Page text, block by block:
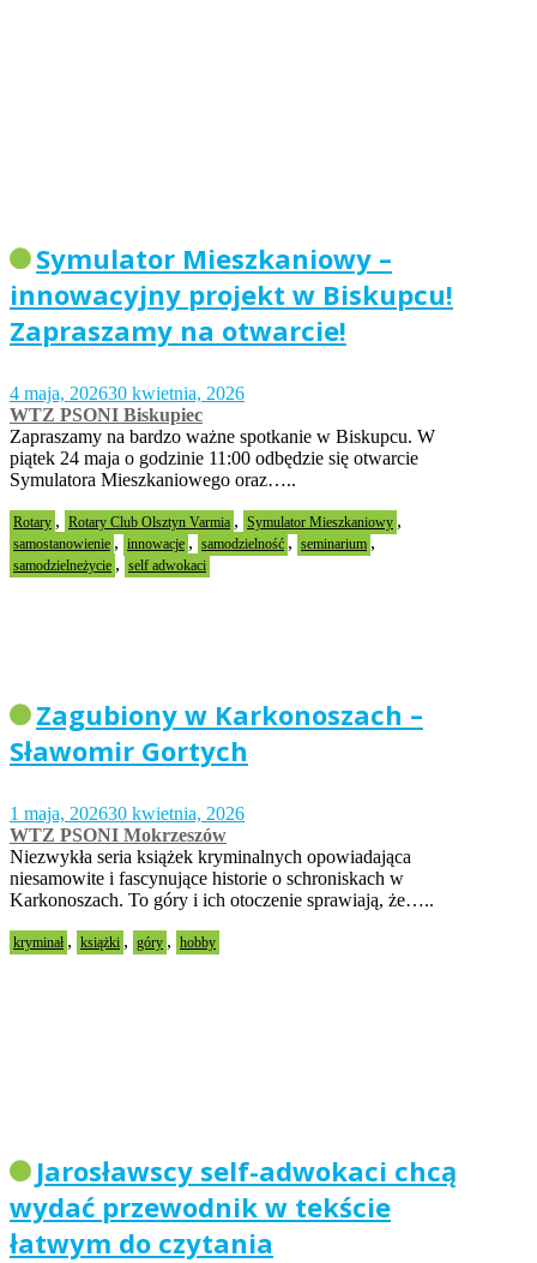
Symulator Mieszkaniowy –
innowacyjny projekt w Biskupcu!
Zapraszamy na otwarcie!
4 maja, 202630 kwietnia, 2026
WTZ PSONI Biskupiec
Zapraszamy na bardzo ważne spotkanie w Biskupcu. W
piątek 24 maja o godzinie 11:00 odbędzie się otwarcie
Symulatora Mieszkaniowego oraz…..
Rotary , Rotary Club Olsztyn Varmia , Symulator Mieszkaniowy ,
samostanowienie , innowacje , samodzielność , seminarium ,
samodzielneżycie , self adwokaci
Zagubiony w Karkonoszach –
Sławomir Gortych
1 maja, 202630 kwietnia, 2026
WTZ PSONI Mokrzeszów
Niezwykła seria książek kryminalnych opowiadająca
niesamowite i fascynujące historie o schroniskach w
Karkonoszach. To góry i ich otoczenie sprawiają, że…..
kryminał , książki , góry , hobby
Jarosławscy self-adwokaci chcą
wydać przewodnik w tekście
łatwym do czytania